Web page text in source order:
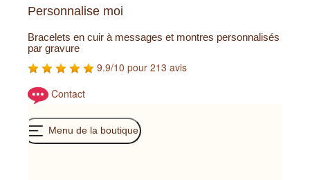
Personnalise moi
Bracelets en cuir à messages et montres personnalisés
par gravure
9.9/10 pour 213 avis
Contact
Menu de la boutique